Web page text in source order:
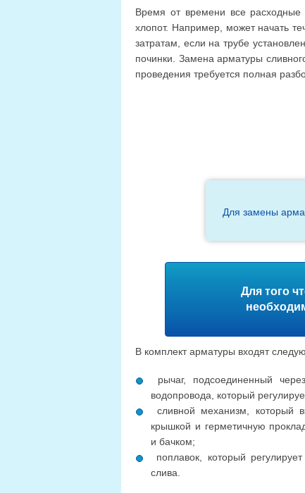
Время от времени все расходные
хлопот. Например, может начать
затратам, если на трубе
починки. Замена арматуры
проведения требуется полная
Для замены
Для того
В комплект арматуры входят
рычаг, подсоединенный
водопровода, который
сливной механизм, который
крышкой и герметичную
и бачком;
поплавок, который
слива.